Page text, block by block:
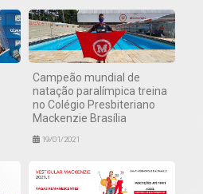
Campeão mundial de
natação paralímpica treina
no Colégio Presbiteriano
Mackenzie Brasília
19/01/2021